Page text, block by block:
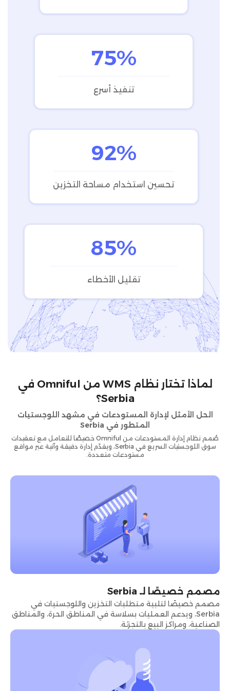
75%
تنفيذ أسرع
92%
تحسين استخدام مساحة التخزين
85%
تقليل الأخطاء
لماذا تختار نظام WMS من Omniful في
Serbia؟
الحل الأمثل لإدارة المستودعات في مشهد اللوجستيات
المتطور في Serbia
صُمم نظام إدارة المستودعات من Omniful خصيصًا للتعامل مع تعقيدات
سوق اللوجستيات السريع في Serbia، ويقدّم إدارة دقيقة وآنية عبر مواقع
مستودعات متعددة.
مصمم خصيصًا لـ Serbia
مصمم خصيصًا لتلبية متطلبات التخزين واللوجستيات في
Serbia، ويدعم العمليات بسلاسة في المناطق الحرة، والمناطق
الصناعية، ومراكز البيع بالتجزئة.